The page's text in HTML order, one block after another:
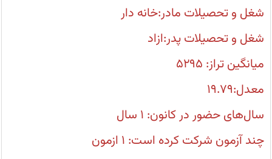
منظور
شرکت
ازمون
تیزهوشان
ثبت
نام
اند
شغل و تحصیلات مادر:خانه دار
شغل و تحصیلات پدر:ازاد
میانگین تراز: ۵۲۹۵
معدل:۱۹.۷۹
سال‌های حضور در کانون: ۱ سال
چند آزمون شرکت کرده است: ۱ ازمون